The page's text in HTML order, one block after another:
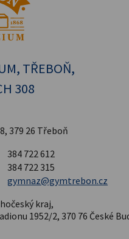
TŘEBOŇ,
308
379 26 Třeboň
384 722 612
384 722 315
gymnaz@gymtrebon.cz
kraj,
1952/2, 370 76 České